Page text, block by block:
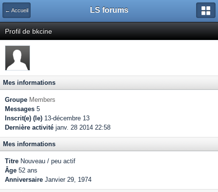
← Accueil LS forums
Profil de bkcine
Mes informations
Groupe Members
Messages 5
Inscrit(e) (le) 13-décembre 13
Dernière activité janv. 28 2014 22:58
Mes informations
Titre Nouveau / peu actif
Âge 52 ans
Anniversaire Janvier 29, 1974